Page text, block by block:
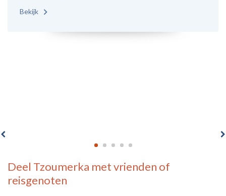
Bekijk
Deel Tzoumerka met vrienden of
reisgenoten